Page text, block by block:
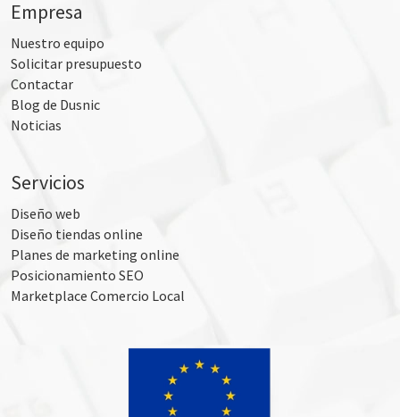
Empresa
Nuestro equipo
Solicitar presupuesto
Contactar
Blog de Dusnic
Noticias
Servicios
Diseño web
Diseño tiendas online
Planes de marketing online
Posicionamiento SEO
Marketplace Comercio Local